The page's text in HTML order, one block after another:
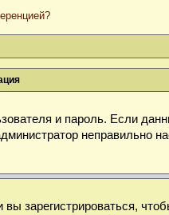
и пароль. Если
неправильно
зарегистрироваться,